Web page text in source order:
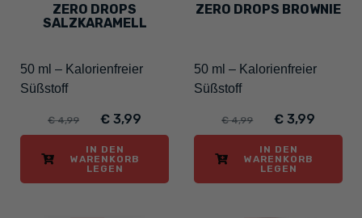
ZERO DROPS
SALZKARAMELL
50 ml – Kalorienfreier
Süßstoff
€ 4,99 € 3,99
IN DEN
WARENKORB
LEGEN
ZERO DROPS BROWNIE
50 ml – Kalorienfreier
Süßstoff
€ 4,99 € 3,99
IN DEN
WARENKORB
LEGEN